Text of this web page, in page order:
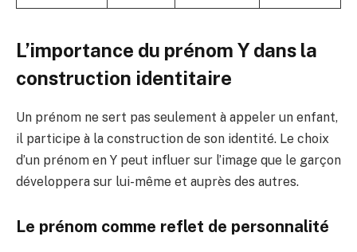
L’importance du prénom Y dans la
construction identitaire
Un prénom ne sert pas seulement à appeler un enfant,
il participe à la construction de son identité. Le choix
d’un prénom en Y peut influer sur l’image que le garçon
développera sur lui-même et auprès des autres.
Le prénom comme reflet de personnalité